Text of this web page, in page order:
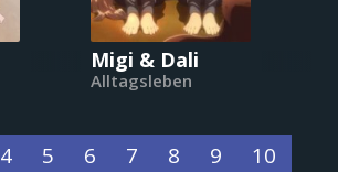
Migi & Dali
Alltagsleben
4 5 6 7 8 9
10